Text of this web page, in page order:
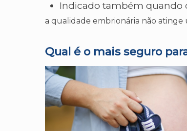
Indicado também quando
a qualidade embrionária não atinge
Qual é o mais seguro